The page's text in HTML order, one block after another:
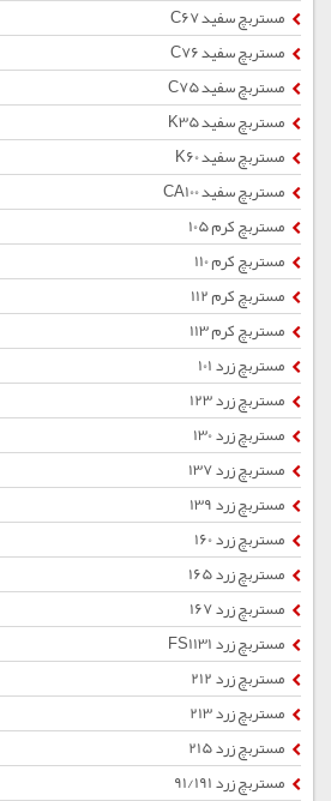
مستربچ سفید C67
مستربچ سفید C76
مستربچ سفید C75
مستربچ سفید K35
مستربچ سفید K60
مستربچ سفید CA100
مستربچ کرم 105
مستربچ کرم 110
مستربچ کرم 112
مستربچ کرم 113
مستربچ زرد 101
مستربچ زرد 123
مستربچ زرد 130
مستربچ زرد 137
مستربچ زرد 139
مستربچ زرد 160
مستربچ زرد 165
مستربچ زرد 167
مستربچ زرد FS1131
مستربچ زرد 212
مستربچ زرد 213
مستربچ زرد 215
مستربچ زرد 91/191